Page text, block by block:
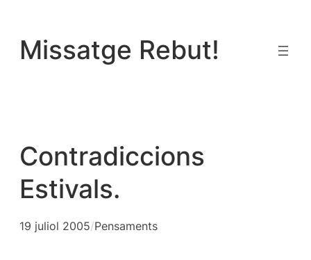
contingut
Missatge Rebut!
Contradiccions
Estivals.
19 juliol 2005/Pensaments